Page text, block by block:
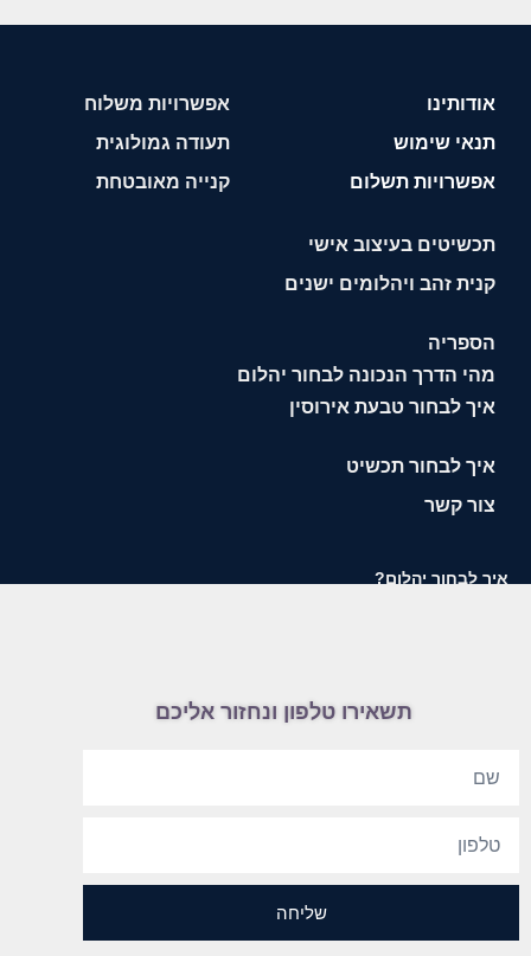
אודותינו
תנאי שימוש
אפשרויות תשלום
אפשרויות משלוח
תעודה גמולוגית
קנייה מאובטחת
תכשיטים בעיצוב אישי
קנית זהב ויהלומים ישנים
הספריה
מהי הדרך הנכונה לבחור יהלום
איך לבחור טבעת אירוסין
איך לבחור תכשיט
צור קשר
איך לבחור יהלום?
תשאירו טלפון ונחזור אליכם
שליחה